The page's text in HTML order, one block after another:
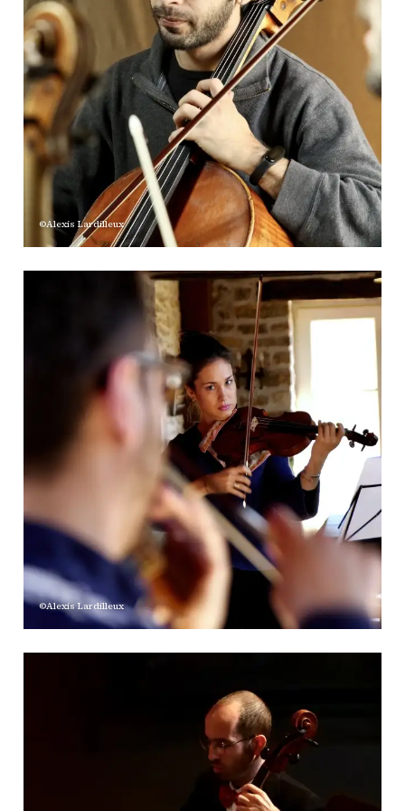
©Alexis Lardilleux
©Alexis Lardilleux
CONTACT
INSCRIPTION INFOLETTRES
PETITES ANNONCES